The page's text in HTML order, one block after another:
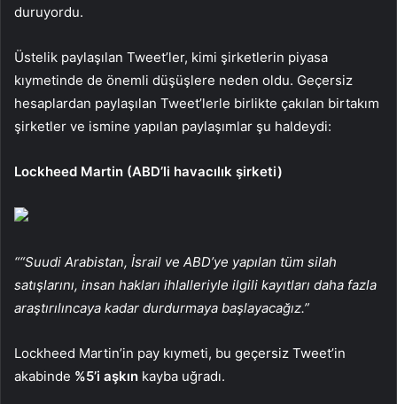
duruyordu.
Üstelik paylaşılan Tweet’ler, kimi şirketlerin piyasa
kıymetinde de önemli düşüşlere neden oldu. Geçersiz
hesaplardan paylaşılan Tweet’lerle birlikte çakılan birtakım
şirketler ve ismine yapılan paylaşımlar şu haldeydi:
Lockheed Martin (ABD’li havacılık şirketi)
““Suudi Arabistan, İsrail ve ABD’ye yapılan tüm silah
satışlarını, insan hakları ihlalleriyle ilgili kayıtları daha fazla
araştırılıncaya kadar durdurmaya başlayacağız.”
Lockheed Martin’in pay kıymeti, bu geçersiz Tweet’in
akabinde %5’i aşkın kayba uğradı.